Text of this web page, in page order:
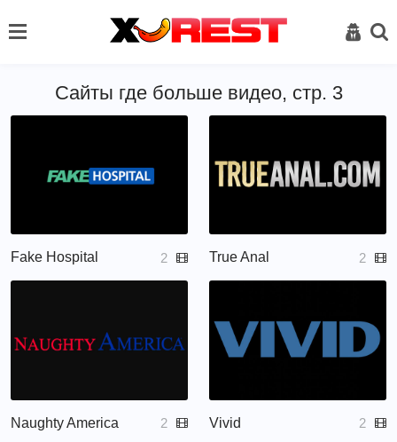
Сайты где больше видео, стр. 3
Fake Hospital 2 True Anal 2
Naughty America 2 Vivid 2